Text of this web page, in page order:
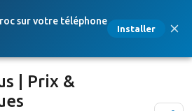
sur votre téléphone
Installer
au contenu principal
| Prix &